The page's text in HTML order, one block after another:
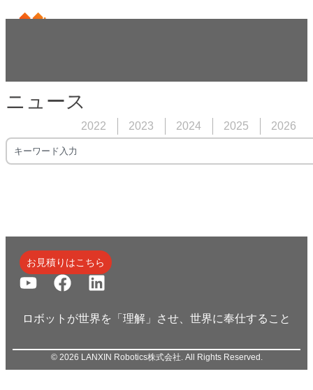
ニュース
2022 2023 2024 2025 2026
お見積りはこちら
ロボットが世界を「理解」させ、世界に奉仕すること
© 2026 LANXIN Robotics株式会社. All Rights Reserved.